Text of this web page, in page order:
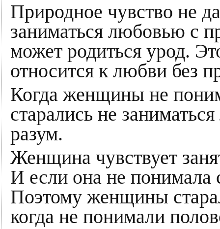
Природное чувство не
заниматься любовью с
может родиться урод.
относится к любви без
Когда женщины не
старались не
разум.
Женщина чувствует
И если она не понимала
Поэтому женщины
когда не понимали